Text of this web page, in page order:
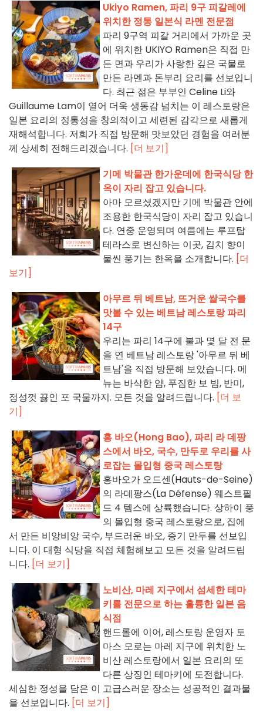
Ukiyo Ramen, 파리 9구 피갈레에
위치한 정통 일본식 라멘 전문점
파리 9구역 피갈 거리에서 가까운 곳
에 위치한 UKIYO Ramen은 직접 만
든 면과 우리가 사랑한 깊은 국물로
만든 라멘과 돈부리 요리를 선보입니
다. 최근 젊은 부부인 Celine Li와
Guillaume Lam이 열어 더욱 생동감 넘치는 이 레스토랑은
일본 요리의 정통성을 창의적이고 세련된 감각으로 새롭게
재해석합니다. 저희가 직접 방문해 맛보았던 경험을 여러분
께 상세히 전해드리겠습니다. [더 보기]
기메 박물관 한가운데에 한국식당 한
옥이 자리 잡고 있습니다.
아마 모르셨겠지만 기메 박물관 안에
조용한 한국식당이 자리 잡고 있습니
다. 연중 운영되며 여름에는 루프탑
테라스로 변신하는 이곳, 김치 향이
물씬 풍기는 한옥을 소개합니다. [더
보기]
아무르 뒤 베트남, 뜨거운 쌀국수를
맛볼 수 있는 베트남 레스토랑 파리
14구
우리는 파리 14구에 불과 몇 달 전 문
을 연 베트남 레스토랑 '아무르 뒤 베
트남'을 직접 방문해 보았습니다. 메
뉴는 바삭한 얌, 푸짐한 보 빔, 반미,
정성껏 끓인 포 국물까지. 모든 것을 알려드립니다. [더 보
기]
홍 바오(Hong Bao), 파리 라 데팡
스에서 바오, 국수, 만두로 우리를 사
로잡는 몰입형 중국 레스토랑
홍바오가 오드센(Hauts-de-Seine)
의 라데팡스(La Défense) 웨스트필
드 4 템스에 상륙했습니다. 상하이 풍
의 몰입형 중국 레스토랑으로, 집에
서 만든 비앙비앙 국수, 부드러운 바오, 증기 만두를 선보입
니다. 이 대형 식당을 직접 체험해보고 모든 것을 알려드립
니다. [더 보기]
노비산, 마레 지구에서 섬세한 테마
키를 전문으로 하는 훌륭한 일본 음
식점
핸드롤에 이어, 레스토랑 운영자 토
마스 모로는 마레 지구에 위치한 노
비산 레스토랑에서 일본 요리의 또
다른 상징인 테마키에 도전합니다.
세심한 정성을 담은 이 고급스러운 장소는 성공적인 결과물
을 선보입니다. [더 보기]